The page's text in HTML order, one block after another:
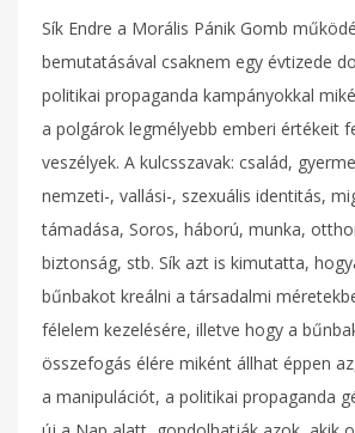
Sík Endre a Morális Pánik Gomb
bemutatásával csaknem egy évtizede
politikai propaganda kampányokkal
a polgárok legmélyebb emberi értékeit
veszélyek. A kulcsszavak: család,
nemzeti-, vallási-, szexuális identitás,
támadása, Soros, háború, munka,
biztonság, stb. Sík azt is kimutatta,
bűnbakot kreálni a társadalmi
félelem kezelésére, illetve hogy a
összefogás élére miként állhat éppen
a manipulációt, a politikai propaganda